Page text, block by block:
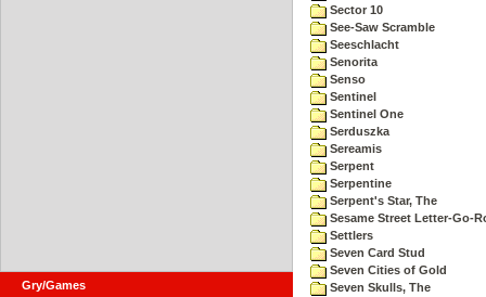
Gry/Games
Sector 10
See-Saw Scramble
Seeschlacht
Senorita
Senso
Sentinel
Sentinel One
Serduszka
Sereamis
Serpent
Serpentine
Serpent's Star, The
Sesame Street Letter-Go-
Settlers
Seven Card Stud
Seven Cities of Gold
Seven Skulls, The